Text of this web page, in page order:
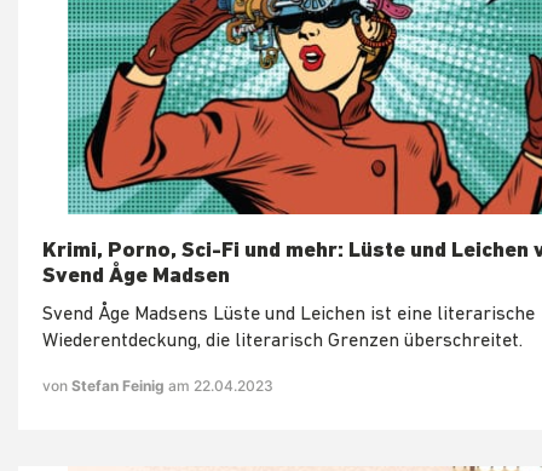
Krimi, Porno, Sci-Fi und mehr: Lüste und Leichen
Svend Åge Madsen
Svend Åge Madsens Lüste und Leichen ist eine literarische
Wiederentdeckung, die literarisch Grenzen überschreitet.
von Stefan Feinig am 22.04.2023